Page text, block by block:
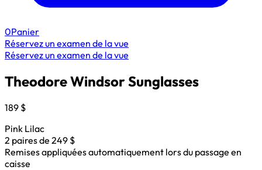
0Panier
Réservez un examen de la vue
Réservez un examen de la vue
Theodore Windsor Sunglasses
189 $
Pink Lilac
2 paires de 249 $
Remises appliquées automatiquement lors du passage en
caisse